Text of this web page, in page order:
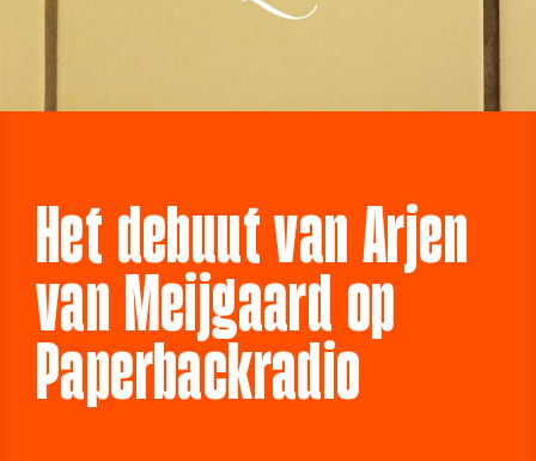
Het debuut van Arjen
van Meijgaard op
Paperbackradio